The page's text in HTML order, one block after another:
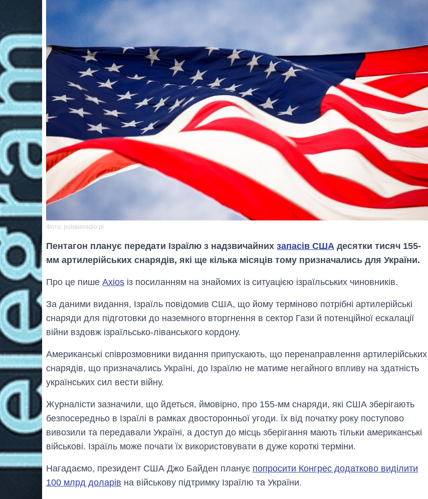
Фото: polskieradio.pl
Пентагон планує передати Ізраїлю з надзвичайних запасів США десятки тисяч 155-
мм артилерійських снарядів, які ще кілька місяців тому призначались для України.
Про це пише Axios із посиланням на знайомих із ситуацією ізраїльських чиновників.
За даними видання, Ізраїль повідомив США, що йому терміново потрібні артилерійські
снаряди для підготовки до наземного вторгнення в сектор Гази й потенційної ескалації
війни вздовж ізраїльсько-ліванського кордону.
Американські співрозмовники видання припускають, що перенаправлення артилерійських
снарядів, що призначались Україні, до Ізраїлю не матиме негайного впливу на здатність
українських сил вести війну.
Журналісти зазначили, що йдеться, ймовірно, про 155-мм снаряди, які США зберігають
безпосередньо в Ізраїлі в рамках двосторонньої угоди. Їх від початку року поступово
вивозили та передавали Україні, а доступ до місць зберігання мають тільки американські
військові. Ізраїль може почати їх використовувати в дуже короткі терміни.
Нагадаємо, президент США Джо Байден планує попросити Конгрес додатково виділити
100 млрд доларів на військову підтримку Ізраїлю та України.
за літо: Київ та
головною ціллю
рф